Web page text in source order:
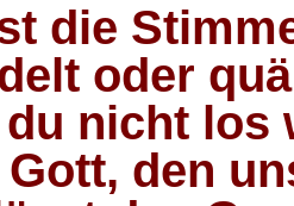
die
oder
nicht los
den